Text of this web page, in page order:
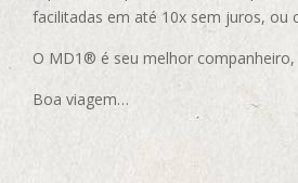
facilitadas em até 10x sem juros, ou
O MD1® é seu melhor
Boa viagem…